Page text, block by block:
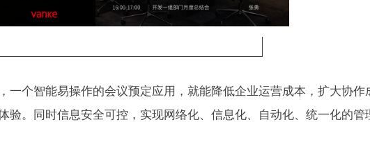
一个智能易操作的会议预定应用，就能降低企业运营成本，扩大协
验。同时信息安全可控，实现网络化、信息化、自动化、统一化的